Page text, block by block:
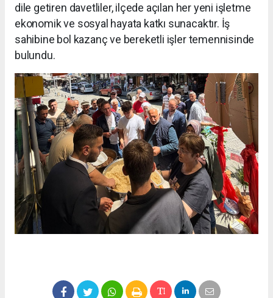
dile getiren davetliler, ilçede açılan her yeni işletme
ekonomik ve sosyal hayata katkı sunacaktır. İş
sahibine bol kazanç ve bereketli işler temennisinde
bulundu.